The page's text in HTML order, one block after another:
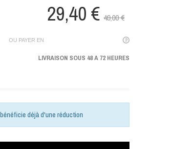
29,40 € 49,00 €
OU PAYER EN
LIVRAISON SOUS 48 A 72 HEURES
déjà d'une réduction